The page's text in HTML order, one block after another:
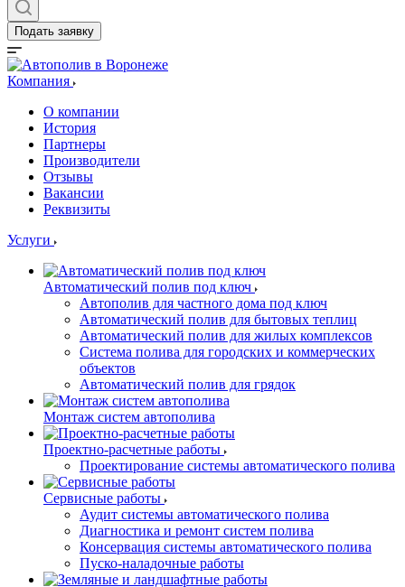
Подать заявку
Компания
О компании
История
Партнеры
Производители
Отзывы
Вакансии
Реквизиты
Услуги
Автоматический полив под ключ
Автополив для частного дома под ключ
Автоматический полив для бытовых теплиц
Автоматический полив для жилых комплексов
Система полива для городских и коммерческих
объектов
Автоматический полив для грядок
Монтаж систем автополива
Проектно-расчетные работы
Проектирование системы автоматического полива
Сервисные работы
Аудит системы автоматического полива
Диагностика и ремонт систем полива
Консервация системы автоматического полива
Пуско-наладочные работы